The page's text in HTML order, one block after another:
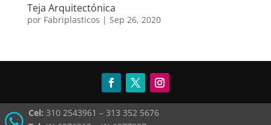
Teja Arquitectónica
por Fabriplasticos | Sep 26, 2020
Cel: 310 2543961 – 313 352 5676